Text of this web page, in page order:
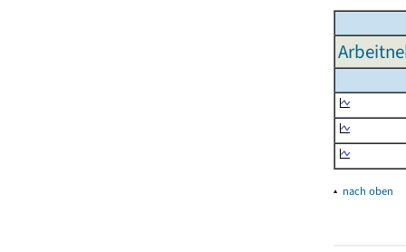
▴ nach oben